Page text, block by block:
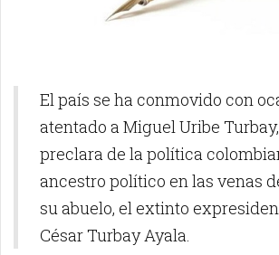
El país se ha conmovido con
atentado a Miguel Uribe
preclara de la política
ancestro político en las venas
su abuelo, el extinto
César Turbay Ayala.